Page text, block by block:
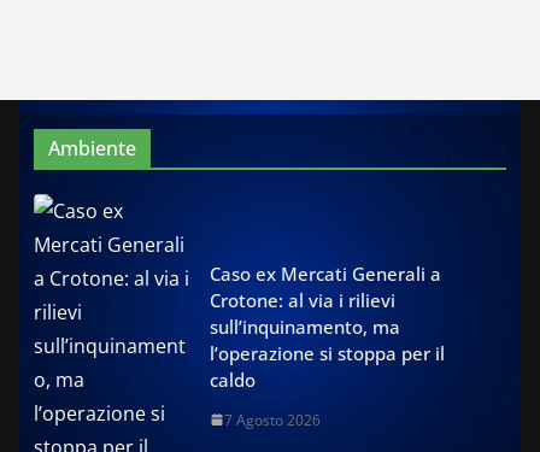
Ambiente
Caso ex Mercati Generali a
Crotone: al via i rilievi
sull’inquinamento, ma
l’operazione si stoppa per il
caldo
7 Agosto 2026